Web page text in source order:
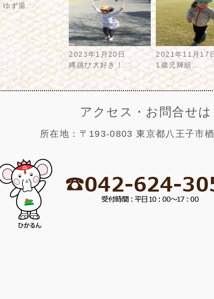
ゆず湯…
2023年1月20日
縄跳び大好き！…
2021年11月17
1歳児輝組…
アクセス・お問合せは
所在地：〒193-0803 東京都八王子市